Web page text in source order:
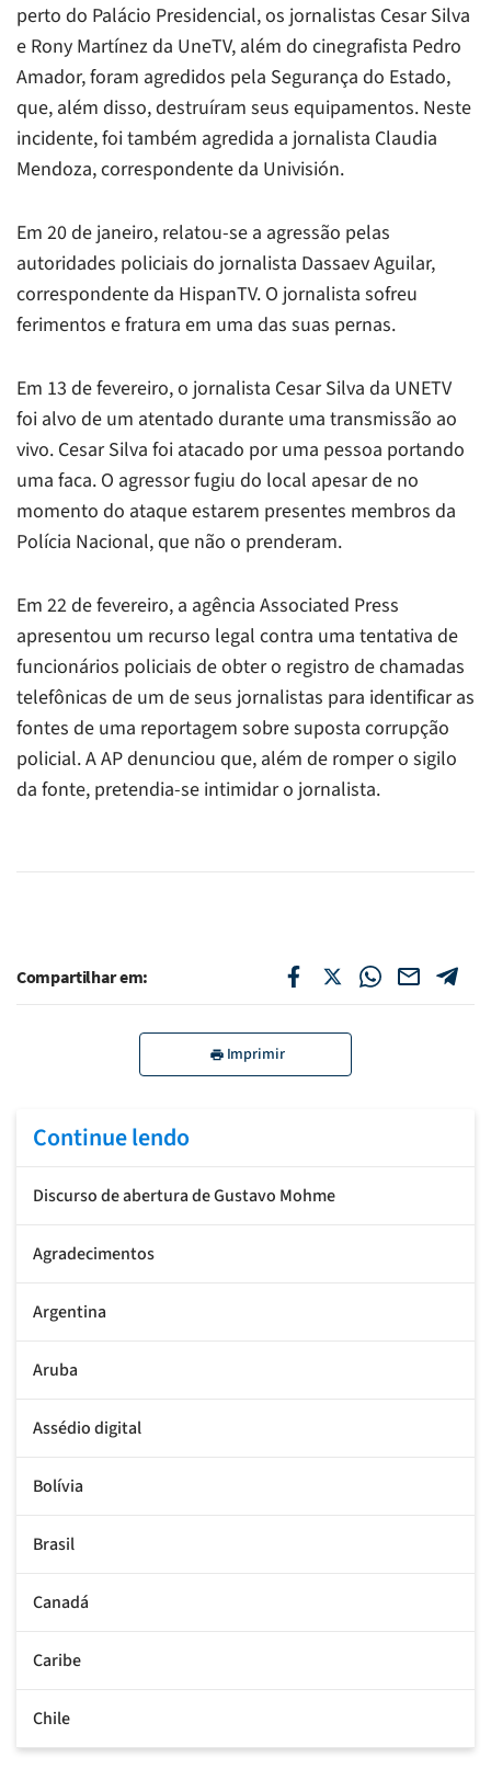
perto do Palácio Presidencial, os jornalistas Cesar Silva
e Rony Martínez da UneTV, além do cinegrafista Pedro
Amador, foram agredidos pela Segurança do Estado,
que, além disso, destruíram seus equipamentos. Neste
incidente, foi também agredida a jornalista Claudia
Mendoza, correspondente da Univisión.
Em 20 de janeiro, relatou-se a agressão pelas
autoridades policiais do jornalista Dassaev Aguilar,
correspondente da HispanTV. O jornalista sofreu
ferimentos e fratura em uma das suas pernas.
Em 13 de fevereiro, o jornalista Cesar Silva da UNETV
foi alvo de um atentado durante uma transmissão ao
vivo. Cesar Silva foi atacado por uma pessoa portando
uma faca. O agressor fugiu do local apesar de no
momento do ataque estarem presentes membros da
Polícia Nacional, que não o prenderam.
Em 22 de fevereiro, a agência Associated Press
apresentou um recurso legal contra uma tentativa de
funcionários policiais de obter o registro de chamadas
telefônicas de um de seus jornalistas para identificar as
fontes de uma reportagem sobre suposta corrupção
policial. A AP denunciou que, além de romper o sigilo
da fonte, pretendia-se intimidar o jornalista.
Compartilhar em:
Imprimir
Continue lendo
Discurso de abertura de Gustavo Mohme
Agradecimentos
Argentina
Aruba
Assédio digital
Bolívia
Brasil
Canadá
Caribe
Chile